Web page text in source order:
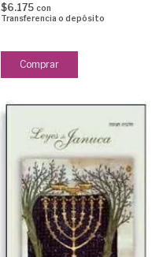
$6.175 con
Transferencia o depósito